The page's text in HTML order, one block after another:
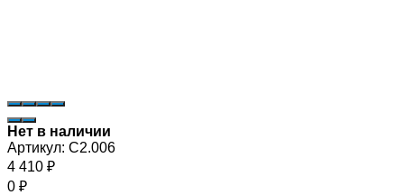
Нет в наличии
Артикул: C2.006
4 410 ₽
0 ₽